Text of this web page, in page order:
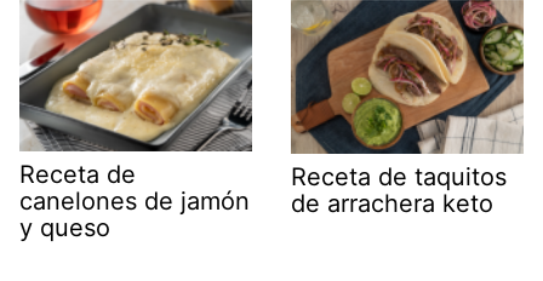
Receta de
canelones de jamón
y queso
Receta de taquitos
de arrachera keto